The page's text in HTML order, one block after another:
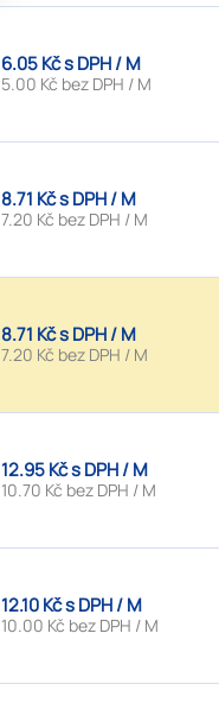
6.05 Kč s DPH / M
5.00 Kč bez DPH / M
8.71 Kč s DPH / M
7.20 Kč bez DPH / M
8.71 Kč s DPH / M
7.20 Kč bez DPH / M
12.95 Kč s DPH / M
10.70 Kč bez DPH / M
12.10 Kč s DPH / M
10.00 Kč bez DPH / M